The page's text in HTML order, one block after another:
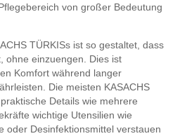
von großer Bedeutung
TÜRKISs ist so gestaltet, dass
ohne einzuengen. Dies ist
Komfort während langer
Die meisten KASACHS
Details wie mehrere
wichtige Utensilien wie
oder Desinfektionsmittel verstauen